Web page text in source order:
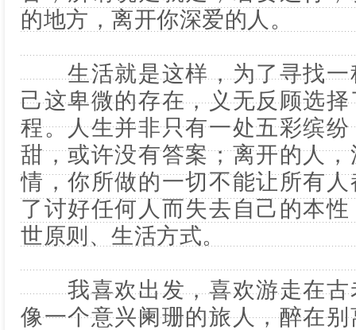
的地方，离开你深爱的人。
生活就是这样，为了寻找一
己这卑微的存在，义无反顾选
程。人生并非只有一处五彩缤
甜，或许没有答案；离开的人
情，你所做的一切不能让所有
了讨好任何人而失去自己的本
世原则、生活方式。
我喜欢出发，喜欢游走在古
像一个意兴阑珊的旅人，醉在